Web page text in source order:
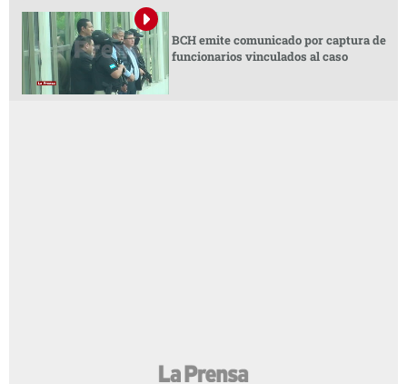
BCH emite comunicado por captura de
funcionarios vinculados al caso